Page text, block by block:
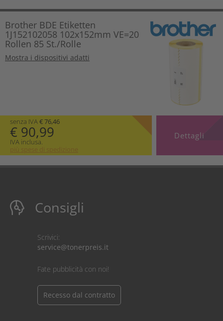
Brother BDE Etiketten
1J152102058 102x152mm VE=20
Rollen 85 St./Rolle
Mostra i dispositivi adatti
senza IVA€ 76,46
€ 90,99
IVA inclusa.
più spese di spedizione
Dettagli
Consigli
Scrivici:
service@tonerpreis.it
Fate pubblicità con noi!
Recesso dal contratto